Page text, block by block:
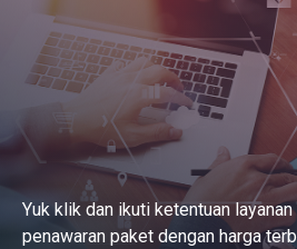
Yuk klik dan ikuti ketentuan
penawaran paket dengan harga